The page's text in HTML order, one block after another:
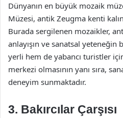
Dünyanın en büyük mozaik
Müzesi, antik Zeugma kenti
Burada sergilenen mozaikler,
anlayışın ve sanatsal
yerli hem de yabancı turistler
merkezi olmasının yanı sıra,
deneyim sunmaktadır.
3. Bakırcılar Çarşısı